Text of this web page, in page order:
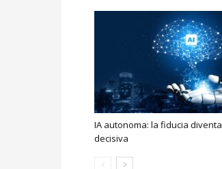
IA autonoma: la fiducia diventa
decisiva